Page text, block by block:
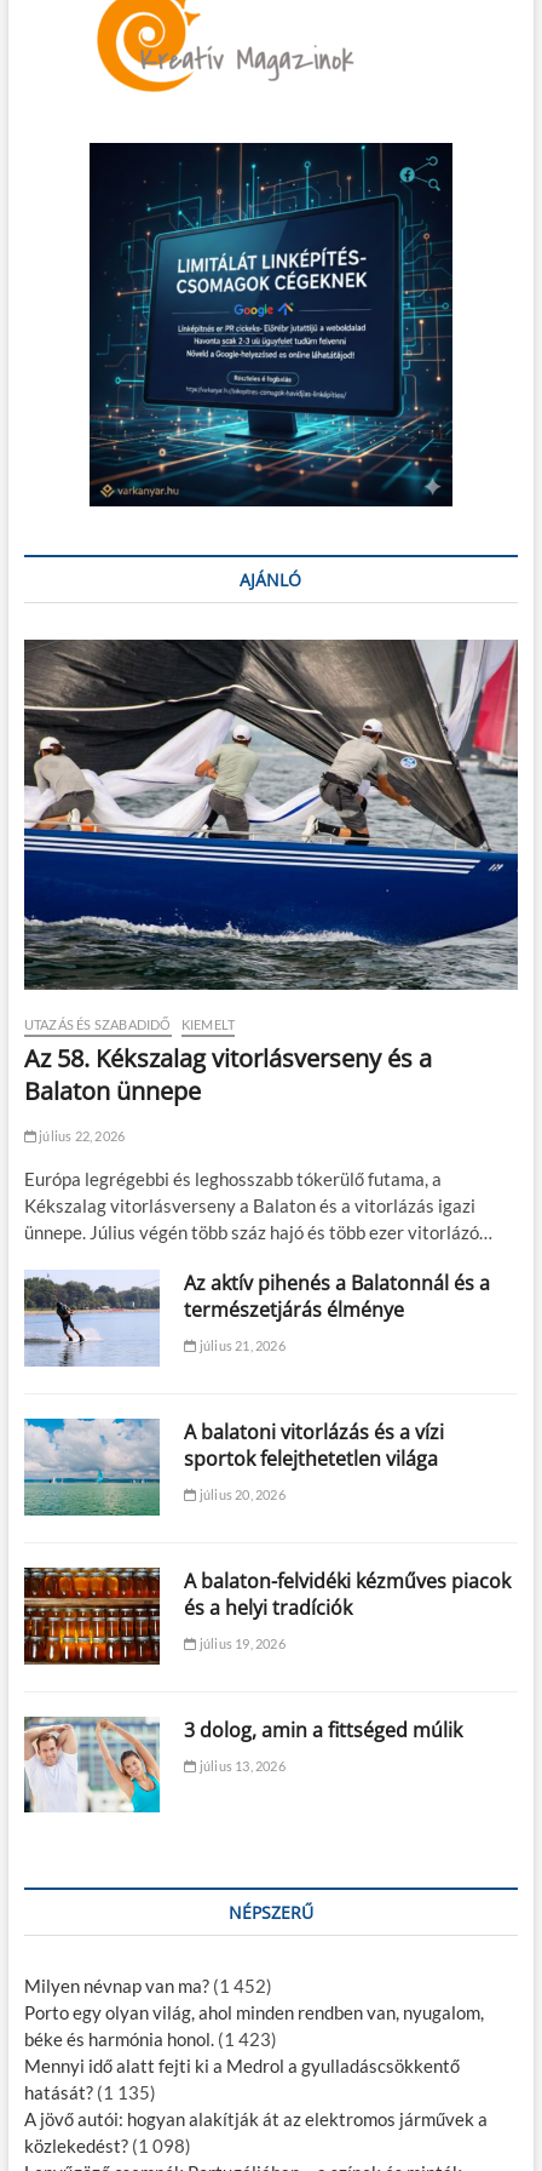
AJÁNLÓ
UTAZÁS ÉS SZABADIDŐ KIEMELT
Az 58. Kékszalag vitorlásverseny és a
Balaton ünnepe
július 22, 2026
Európa legrégebbi és leghosszabb tókerülő futama, a
Kékszalag vitorlásverseny a Balaton és a vitorlázás igazi
ünnepe. Július végén több száz hajó és több ezer vitorlázó…
Az aktív pihenés a Balatonnál és a
természetjárás élménye
július 21, 2026
A balatoni vitorlázás és a vízi
sportok felejthetetlen világa
július 20, 2026
A balaton-felvidéki kézműves piacok
és a helyi tradíciók
július 19, 2026
3 dolog, amin a fittséged múlik
július 13, 2026
NÉPSZERŰ
Milyen névnap van ma? (1 452)
Porto egy olyan világ, ahol minden rendben van, nyugalom,
béke és harmónia honol. (1 423)
Mennyi idő alatt fejti ki a Medrol a gyulladáscsökkentő
hatását? (1 135)
A jövő autói: hogyan alakítják át az elektromos járművek a
közlekedést? (1 098)